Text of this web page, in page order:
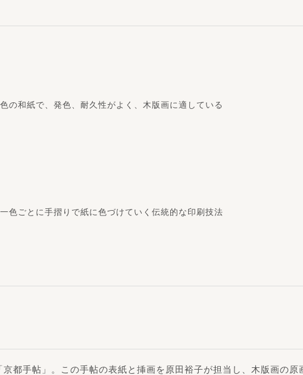
色ごとに手摺りで紙に色づけていく伝統的な印刷技法
の和紙で、発色、耐久性がよく、木版画に適している
都手帖」。この手帖の表紙と挿画を原田裕子が担当し、木版画の原